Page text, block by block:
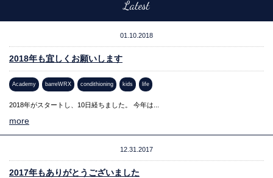
Latest
01.10.2018
2018年も宜しくお願いします
Academy barreWRX condithioning kids life
2018年がスタートし、10日経ちました。 今年は...
more
12.31.2017
2017年もありがとうございました